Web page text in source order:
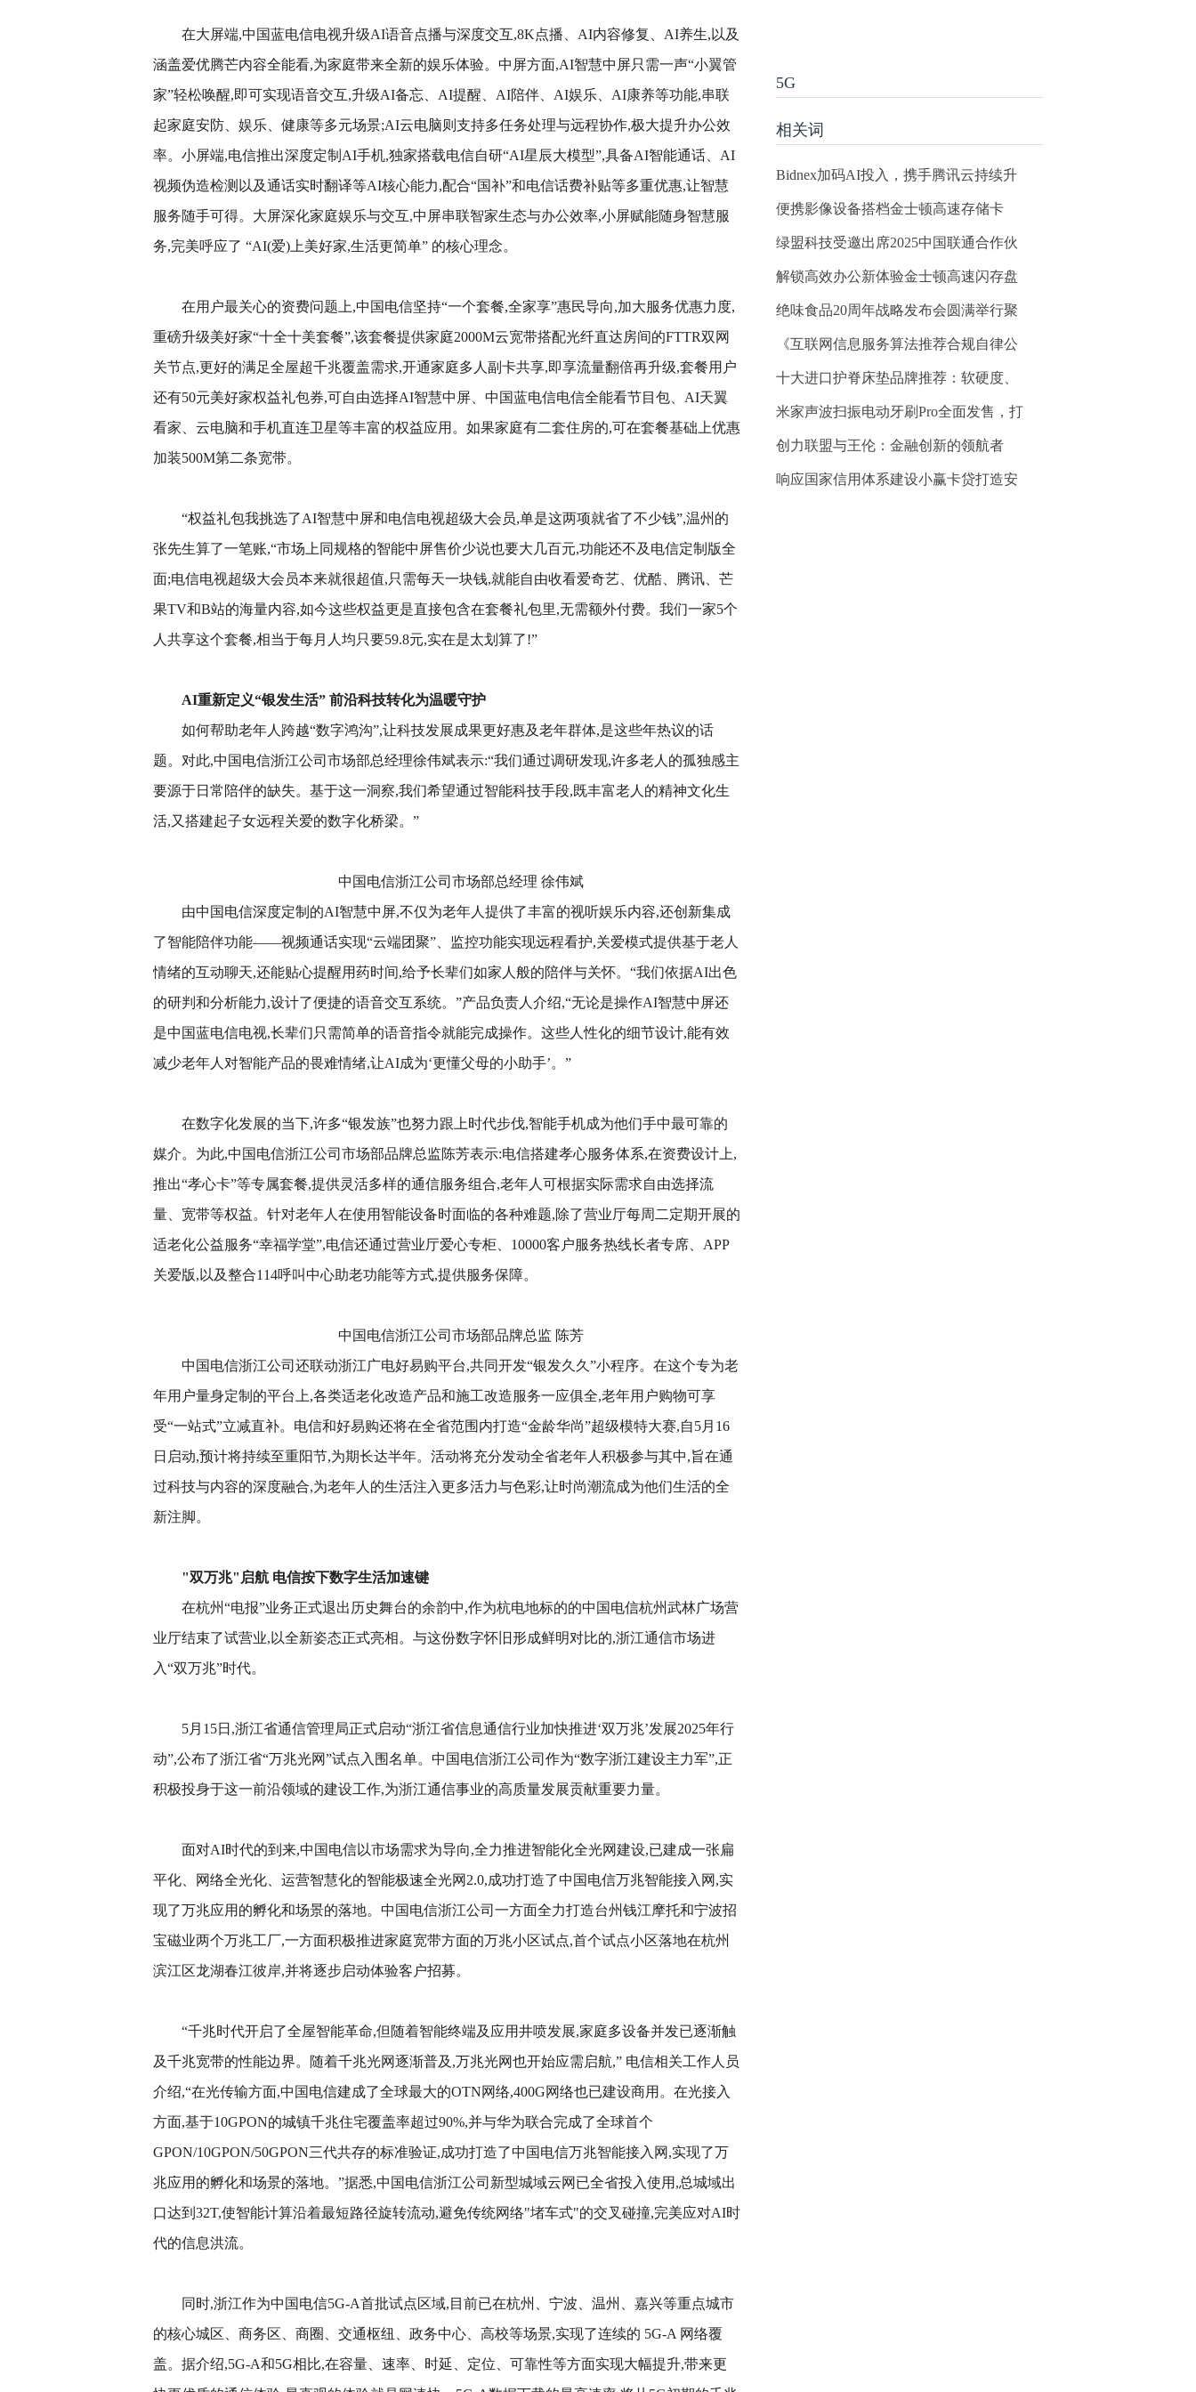
在大屏端,中国蓝电信电视升级AI语音点播与深度交互,8K点播、AI内容修复、AI养生,以及
涵盖爱优腾芒内容全能看,为家庭带来全新的娱乐体验。中屏方面,AI智慧中屏只需一声“小翼管
家”轻松唤醒,即可实现语音交互,升级AI备忘、AI提醒、AI陪伴、AI娱乐、AI康养等功能,串联
起家庭安防、娱乐、健康等多元场景;AI云电脑则支持多任务处理与远程协作,极大提升办公效
率。小屏端,电信推出深度定制AI手机,独家搭载电信自研“AI星辰大模型”,具备AI智能通话、AI
视频伪造检测以及通话实时翻译等AI核心能力,配合“国补”和电信话费补贴等多重优惠,让智慧
服务随手可得。大屏深化家庭娱乐与交互,中屏串联智家生态与办公效率,小屏赋能随身智慧服
务,完美呼应了 “AI(爱)上美好家,生活更简单” 的核心理念。
在用户最关心的资费问题上,中国电信坚持“一个套餐,全家享”惠民导向,加大服务优惠力度,
重磅升级美好家“十全十美套餐”,该套餐提供家庭2000M云宽带搭配光纤直达房间的FTTR双网
关节点,更好的满足全屋超千兆覆盖需求,开通家庭多人副卡共享,即享流量翻倍再升级,套餐用户
还有50元美好家权益礼包券,可自由选择AI智慧中屏、中国蓝电信电信全能看节目包、AI天翼
看家、云电脑和手机直连卫星等丰富的权益应用。如果家庭有二套住房的,可在套餐基础上优惠
加装500M第二条宽带。
“权益礼包我挑选了AI智慧中屏和电信电视超级大会员,单是这两项就省了不少钱”,温州的
张先生算了一笔账,“市场上同规格的智能中屏售价少说也要大几百元,功能还不及电信定制版全
面;电信电视超级大会员本来就很超值,只需每天一块钱,就能自由收看爱奇艺、优酷、腾讯、芒
果TV和B站的海量内容,如今这些权益更是直接包含在套餐礼包里,无需额外付费。我们一家5个
人共享这个套餐,相当于每月人均只要59.8元,实在是太划算了!”
AI重新定义“银发生活” 前沿科技转化为温暖守护
如何帮助老年人跨越“数字鸿沟”,让科技发展成果更好惠及老年群体,是这些年热议的话
题。对此,中国电信浙江公司市场部总经理徐伟斌表示:“我们通过调研发现,许多老人的孤独感主
要源于日常陪伴的缺失。基于这一洞察,我们希望通过智能科技手段,既丰富老人的精神文化生
活,又搭建起子女远程关爱的数字化桥梁。”
中国电信浙江公司市场部总经理 徐伟斌
由中国电信深度定制的AI智慧中屏,不仅为老年人提供了丰富的视听娱乐内容,还创新集成
了智能陪伴功能——视频通话实现“云端团聚”、监控功能实现远程看护,关爱模式提供基于老人
情绪的互动聊天,还能贴心提醒用药时间,给予长辈们如家人般的陪伴与关怀。“我们依据AI出色
的研判和分析能力,设计了便捷的语音交互系统。”产品负责人介绍,“无论是操作AI智慧中屏还
是中国蓝电信电视,长辈们只需简单的语音指令就能完成操作。这些人性化的细节设计,能有效
减少老年人对智能产品的畏难情绪,让AI成为‘更懂父母的小助手’。”
在数字化发展的当下,许多“银发族”也努力跟上时代步伐,智能手机成为他们手中最可靠的
媒介。为此,中国电信浙江公司市场部品牌总监陈芳表示:电信搭建孝心服务体系,在资费设计上,
推出“孝心卡”等专属套餐,提供灵活多样的通信服务组合,老年人可根据实际需求自由选择流
量、宽带等权益。针对老年人在使用智能设备时面临的各种难题,除了营业厅每周二定期开展的
适老化公益服务“幸福学堂”,电信还通过营业厅爱心专柜、10000客户服务热线长者专席、APP
关爱版,以及整合114呼叫中心助老功能等方式,提供服务保障。
中国电信浙江公司市场部品牌总监 陈芳
中国电信浙江公司还联动浙江广电好易购平台,共同开发“银发久久”小程序。在这个专为老
年用户量身定制的平台上,各类适老化改造产品和施工改造服务一应俱全,老年用户购物可享
受“一站式”立减直补。电信和好易购还将在全省范围内打造“金龄华尚”超级模特大赛,自5月16
日启动,预计将持续至重阳节,为期长达半年。活动将充分发动全省老年人积极参与其中,旨在通
过科技与内容的深度融合,为老年人的生活注入更多活力与色彩,让时尚潮流成为他们生活的全
新注脚。
"双万兆" 启航 电信按下数字生活加速键
在杭州“电报”业务正式退出历史舞台的余韵中,作为杭电地标的的中国电信杭州武林广场营
业厅结束了试营业,以全新姿态正式亮相。与这份数字怀旧形成鲜明对比的,浙江通信市场进
入“双万兆”时代。
5月15日,浙江省通信管理局正式启动“浙江省信息通信行业加快推进‘双万兆’发展2025年行
动”,公布了浙江省“万兆光网”试点入围名单。中国电信浙江公司作为“数字浙江建设主力军”,正
积极投身于这一前沿领域的建设工作,为浙江通信事业的高质量发展贡献重要力量。
面对AI时代的到来,中国电信以市场需求为导向,全力推进智能化全光网建设,已建成一张扁
平化、网络全光化、运营智慧化的智能极速全光网2.0,成功打造了中国电信万兆智能接入网,实
现了万兆应用的孵化和场景的落地。中国电信浙江公司一方面全力打造台州钱江摩托和宁波招
宝磁业两个万兆工厂,一方面积极推进家庭宽带方面的万兆小区试点,首个试点小区落地在杭州
滨江区龙湖春江彼岸,并将逐步启动体验客户招募。
“千兆时代开启了全屋智能革命,但随着智能终端及应用井喷发展,家庭多设备并发已逐渐触
及千兆宽带的性能边界。随着千兆光网逐渐普及,万兆光网也开始应需启航,” 电信相关工作人员
介绍,“在光传输方面,中国电信建成了全球最大的OTN网络,400G网络也已建设商用。在光接入
方面,基于10GPON的城镇千兆住宅覆盖率超过90%,并与华为联合完成了全球首个
GPON/10GPON/50GPON三代共存的标准验证,成功打造了中国电信万兆智能接入网,实现了万
兆应用的孵化和场景的落地。”据悉,中国电信浙江公司新型城域云网已全省投入使用,总城域出
口达到32T,使智能计算沿着最短路径旋转流动,避免传统网络"堵车式"的交叉碰撞,完美应对AI时
代的信息洪流。
同时,浙江作为中国电信5G-A首批试点区域,目前已在杭州、宁波、温州、嘉兴等重点城市
的核心城区、商务区、商圈、交通枢纽、政务中心、高校等场景,实现了连续的 5G-A 网络覆
盖。据介绍,5G-A和5G相比,在容量、速率、时延、定位、可靠性等方面实现大幅提升,带来更
5G
相关词
Bidnex加码AI投入，携手腾讯云持续升
便携影像设备搭档金士顿高速存储卡
绿盟科技受邀出席2025中国联通合作伙
解锁高效办公新体验金士顿高速闪存盘
绝味食品20周年战略发布会圆满举行聚
《互联网信息服务算法推荐合规自律公
十大进口护脊床垫品牌推荐：软硬度、
米家声波扫振电动牙刷Pro全面发售，打
创力联盟与王伦：金融创新的领航者
响应国家信用体系建设小赢卡贷打造安